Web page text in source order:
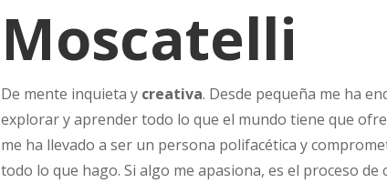
Moscatelli
De mente inquieta y creativa. Desde pequeña me ha
explorar y aprender todo lo que el mundo tiene que
me ha llevado a ser un persona polifacética y
todo lo que hago. Si algo me apasiona, es el proceso de